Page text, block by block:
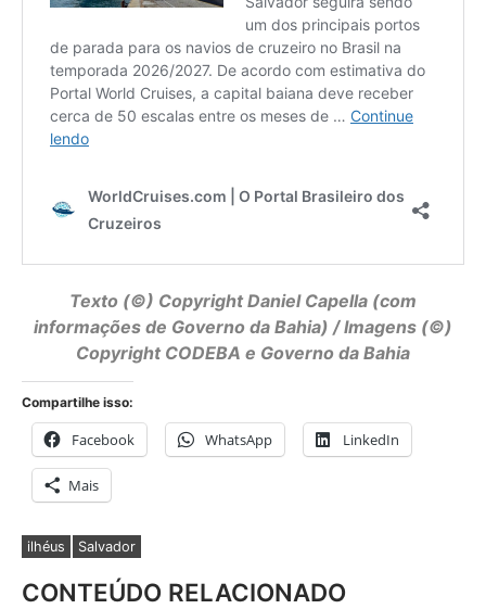
Texto (©) CopyrightDaniel Capella (com
informações de Governo da Bahia) / Imagens (©)
Copyright CODEBA e Governo da Bahia
Compartilhe isso:
Facebook WhatsApp LinkedIn
Mais
ilhéus Salvador
CONTEÚDO RELACIONADO